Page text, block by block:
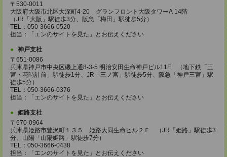
〒530-0011
大阪府大阪市北区大深町4-20 グランフロント大阪タワーA 14階
（JR「大阪」駅徒歩3分、阪急「梅田」駅徒歩5分）
TEL：050-3666-0520
担当：「エンのサイトを見た」とお伝えください
神戸支社
〒651-0086
兵庫県神戸市中央区磯上通8-3-5 明治安田生命神戸ビル11F （地下鉄「三
宮・花時計前」駅徒歩1分、JR「三ノ宮」駅徒歩5分、阪急「神戸三宮」駅
徒歩5分）
TEL：050-3666-0376
担当：「エンのサイトを見た」とお伝えください
姫路支社
〒670-0964
兵庫県姫路市豊沢町１３５ 姫路大同生命ビル２Ｆ （JR「姫路」駅徒歩3
分、山陽「山陽姫路」駅徒歩7分）
TEL：050-3666-0438
担当：「エンのサイトを見た」とお伝えください